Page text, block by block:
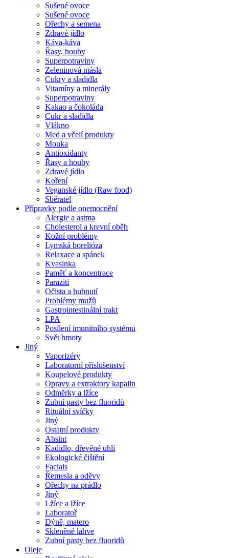
Sušené ovoce
Sušené ovoce
Ořechy a semena
Zdravé jídlo
Káva-káva
Řasy, houby
Superpotraviny
Zeleninová másla
Cukry a sladidla
Vitamíny a minerály
Superpotraviny
Kakao a čokoláda
Cukr a sladidla
Vlákno
Med a včelí produkty
Mouka
Antioxidanty
Řasy a houby
Zdravé jídlo
Koření
Veganské jídlo (Raw food)
Sběratel
Přípravky podle onemocnění
Alergie a astma
Cholesterol a krevní oběh
Kožní problémy
Lymská borelióza
Relaxace a spánek
Kvasinka
Paměť a koncentrace
Paraziti
Očista a hubnutí
Problémy mužů
Gastrointestinální trakt
LPA
Posílení imunitního systému
Svět hmoty
Jiný
Vaporizéry
Laboratorní příslušenství
Koupelové produkty
Opravy a extraktory kapalin
Odměrky a lžíce
Zubní pasty bez fluoridů
Rituální svíčky
Jiný
Ostatní produkty
Absint
Kadidlo, dřevěné uhlí
Ekologické čištění
Facials
Řemesla a oděvy
Ořechy na prádlo
Jiný
Lžíce a lžíce
Laboratoř
Dýně, matero
Skleněné lahve
Zubní pasty bez fluoridů
Oleje